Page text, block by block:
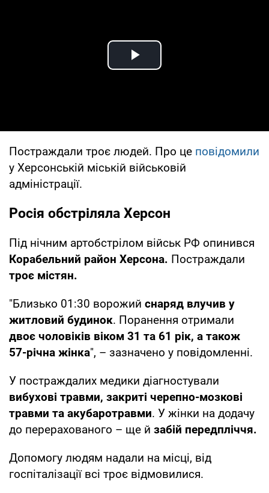
Play Video
Постраждали троє людей. Про це повідомили
у Херсонській міській військовій
адміністрації.
Росія обстріляла Херсон
Під нічним артобстрілом військ РФ опинився
Корабельний район Херсона. Постраждали
троє містян.
"Близько 01:30 ворожий снаряд влучив у
житловий будинок. Поранення отримали
двоє чоловіків віком 31 та 61 рік, а також
57-річна жінка", – зазначено у повідомленні.
У постраждалих медики діагностували
вибухові травми, закриті черепно-мозкові
травми та акубаротравми. У жінки на додачу
до перерахованого – ще й забій передпліччя.
Допомогу людям надали на місці, від
госпіталізації всі троє відмовилися.